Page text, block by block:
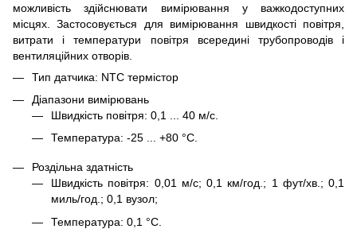
можливість здійснювати вимірювання у важкодоступних
місцях. Застосовується для вимірювання швидкості повітря,
витрати і температури повітря всередині трубопроводів і
вентиляційних отворів.
Тип датчика: NTC термістор
Діапазони вимірювань
Швидкість повітря: 0,1 ... 40 м/с.
Температура: -25 ... +80 °C.
Роздільна здатність
Швидкість повітря: 0,01 м/с; 0,1 км/год.; 1 фут/хв.; 0,1
миль/год.; 0,1 вузол;
Температура: 0,1 °C.